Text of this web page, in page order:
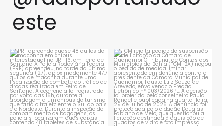
este
PRF apreende quase 48 quilos
de maconha em ônibus...
1 0
TCM rejeita pedido de
suspensão de licitação da...
1 0